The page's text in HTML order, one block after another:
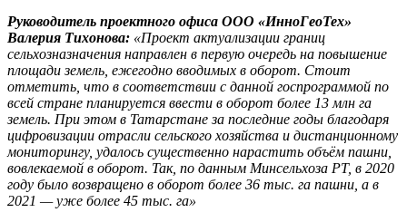
Руководитель проектного офиса ООО «ИнноГеоТех»
Валерия Тихонова: «Проект актуализации границ
сельхозназначения направлен в первую очередь на повышение
площади земель, ежегодно вводимых в оборот. Стоит
отметить, что в соответствии с данной госпрограммой по
всей стране планируется ввести в оборот более 13 млн га
земель. При этом в Татарстане за последние годы благодаря
цифровизации отрасли сельского хозяйства и дистанционному
мониторингу, удалось существенно нарастить объём пашни,
вовлекаемой в оборот. Так, по данным Минсельхоза РТ, в 2020
году было возвращено в оборот более 36 тыс. га пашни, а в
2021 — уже более 45 тыс. га»